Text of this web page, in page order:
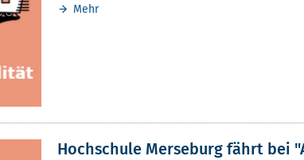
Mehr
Hochschule Merseburg fährt bei